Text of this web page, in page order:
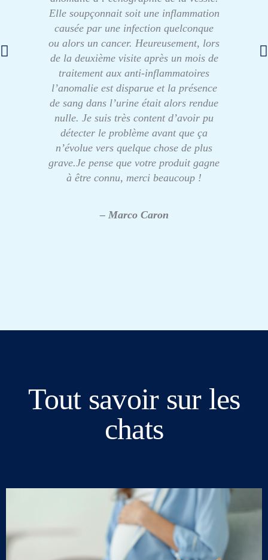
Elle soupçonnait soit une inflammation
causée par une infection quelconque
ou alors un cancer. Heureusement, lors
de la deuxième visite après un mois de
traitement aux anti-inflammatoires
l’anomalie est disparue et la présence
de sang dans l’urine était alors rendue
nulle. Je suis très content d’avoir pu
détecter le problème avant que ça
n’évolue vers quelque chose de plus
grave.Je pense que votre produit gagne
à être connu, merci beaucoup !
– Marco Caron
Tout savoir sur les
chats